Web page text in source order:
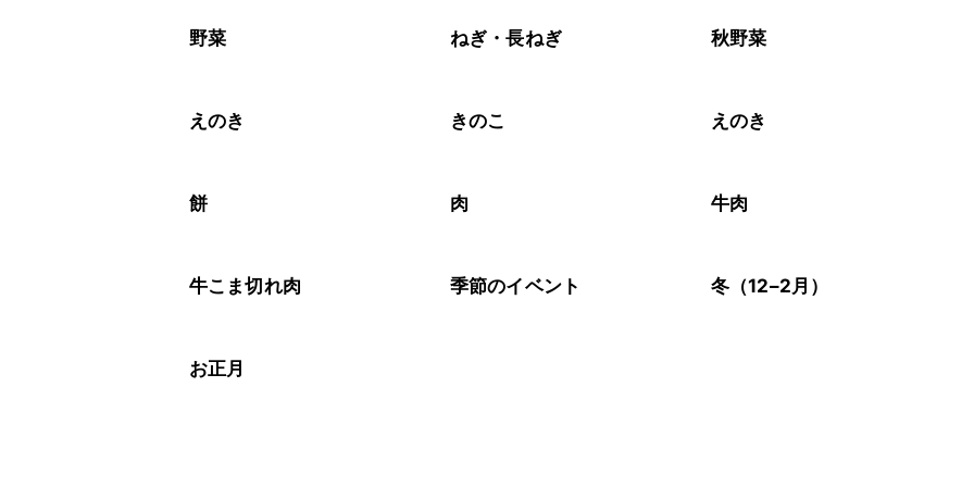
※日持ちは目安です。
野菜 ねぎ・長ねぎ 秋野菜
えのき きのこ えのき
餅 肉 牛肉
牛こま切れ肉 季節のイベント 冬（12–2月）
お正月